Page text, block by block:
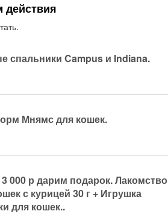
действия
спальники Campus и Indiana.
Мнямс для кошек.
000 р дарим подарок. Лакомство
с курицей 30 г + Игрушка
для кошек..